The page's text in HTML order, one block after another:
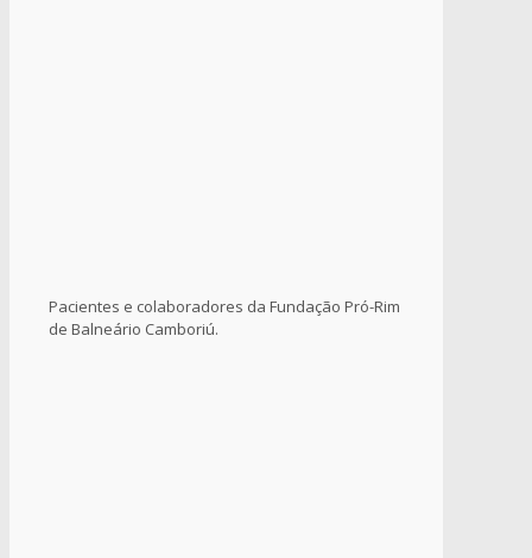
Pacientes e colaboradores da Fundação Pró-Rim
de Balneário Camboriú.